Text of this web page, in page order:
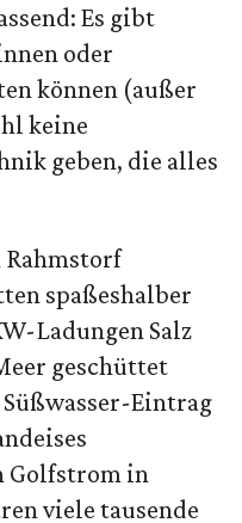
Es gibt
oder
können (außer
keine
geben, die alles
Rahmstorf
spaßeshalber
Ladungen Salz
geschüttet
Eintrag
Golfstrom in
viele tausende